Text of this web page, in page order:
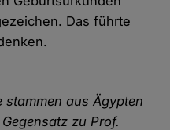
Das führte
stammen aus Ägypten
zu Prof.